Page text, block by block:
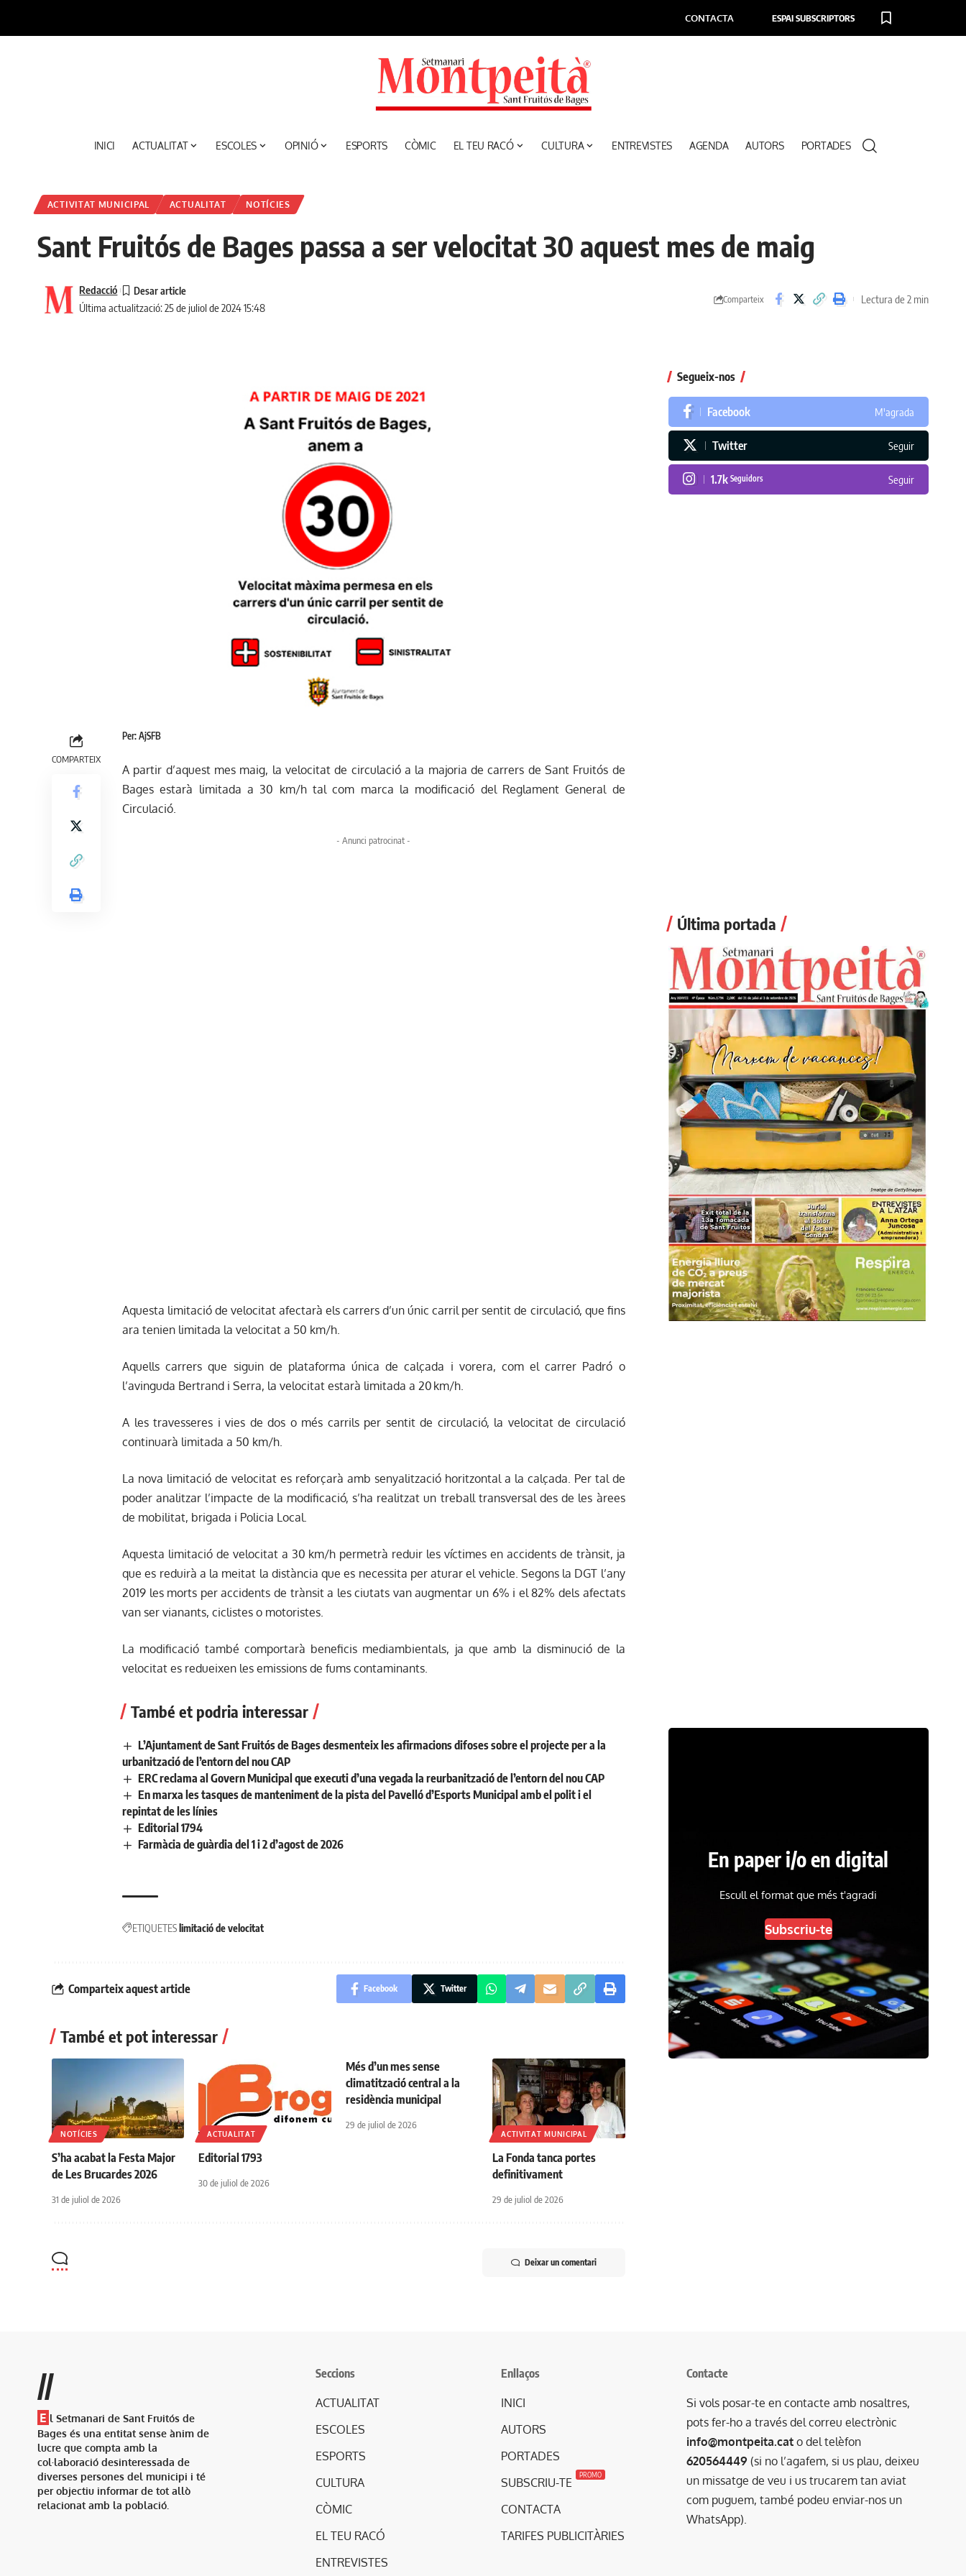
CONTACTA ESPAI SUBSCRIPTORS
INICI ACTUALITAT ESCOLES OPINIÓ ESPORTS CÒMIC EL TEU RACÓ CULTURA ENTREVISTES AGENDA AUTORS PORTADES
ACTIVITAT MUNICIPAL ACTUALITAT NOTÍCIES
Sant Fruitós de Bages passa a ser velocitat 30 aquest mes de maig
Última actualització: 25 de juliol de 2024 15:48
Redacció
Comparteix Lectura de 2 min
COMPARTEIX
Per: AjSFB
A partir d’aquest mes maig, la velocitat de circulació a la majoria de carrers de Sant Fruitós de
Bages estarà limitada a 30 km/h tal com marca la modificació del Reglament General de
Circulació.
- Anunci patrocinat -
Aquesta limitació de velocitat afectarà els carrers d’un únic carril per sentit de circulació, que fins
ara tenien limitada la velocitat a 50 km/h.
Aquells carrers que siguin de plataforma única de calçada i vorera, com el carrer Padró o
l’avinguda Bertrand i Serra, la velocitat estarà limitada a 20 km/h.
A les travesseres i vies de dos o més carrils per sentit de circulació, la velocitat de circulació
continuarà limitada a 50 km/h.
La nova limitació de velocitat es reforçarà amb senyalització horitzontal a la calçada. Per tal de
poder analitzar l’impacte de la modificació, s’ha realitzat un treball transversal des de les àrees
de mobilitat, brigada i Policia Local.
Aquesta limitació de velocitat a 30 km/h permetrà reduir les víctimes en accidents de trànsit, ja
que es reduirà a la meitat la distància que es necessita per aturar el vehicle. Segons la DGT l’any
2019 les morts per accidents de trànsit a les ciutats van augmentar un 6% i el 82% dels afectats
van ser vianants, ciclistes o motoristes.
La modificació també comportarà beneficis mediambientals, ja que amb la disminució de la
velocitat es redueixen les emissions de fums contaminants.
També et podria interessar
L’Ajuntament de Sant Fruitós de Bages desmenteix les afirmacions difoses sobre el projecte per a la
urbanització de l’entorn del nou CAP
ERC reclama al Govern Municipal que executi d’una vegada la reurbanització de l’entorn del nou CAP
En marxa les tasques de manteniment de la pista del Pavelló d’Esports Municipal amb el polit i el
repintat de les línies
Editorial 1794
Farmàcia de guàrdia del 1 i 2 d’agost de 2026
ETIQUETES limitació de velocitat
Comparteix aquest article Facebook Twitter
També et pot interessar
NOTÍCIES
S’ha acabat la Festa Major
de Les Brucardes 2026
31 de juliol de 2026
ACTUALITAT
Editorial 1793
30 de juliol de 2026
Més d’un mes sense
climatització central a la
residència municipal
29 de juliol de 2026
ACTIVITAT MUNICIPAL
La Fonda tanca portes
definitivament
29 de juliol de 2026
Deixar un comentari
Segueix-nos
Facebook M'agrada
Twitter Seguir
1.7k Seguidors Seguir
Última portada
En paper i/o en digital
Escull el format que més t'agradi
Subscriu-te
//
E l Setmanari de Sant Fruitós de
Bages és una entitat sense ànim de
lucre que compta amb la
col·laboració desinteressada de
diverses persones del municipi i té
per objectiu informar de tot allò
relacionat amb la població.
Seccions
ACTUALITAT
ESCOLES
ESPORTS
CULTURA
CÒMIC
EL TEU RACÓ
ENTREVISTES
Enllaços
INICI
AUTORS
PORTADES
SUBSCRIU-TE
PROMO
CONTACTA
TARIFES PUBLICITÀRIES
Contacte
Si vols posar-te en contacte amb nosaltres,
pots fer-ho a través del correu electrònic
info@montpeita.cat o del telèfon
620564449 (si no l’agafem, si us plau, deixeu
un missatge de veu i us trucarem tan aviat
com puguem, també podeu enviar-nos un
WhatsApp).